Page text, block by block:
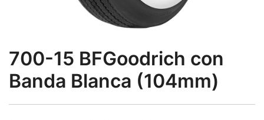
700-15 BFGoodrich con
Banda Blanca (104mm)